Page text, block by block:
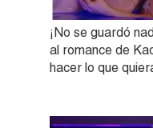
¡No se guardó
al romance de
hacer lo que